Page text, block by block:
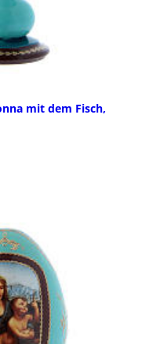
mit dem Fisch,